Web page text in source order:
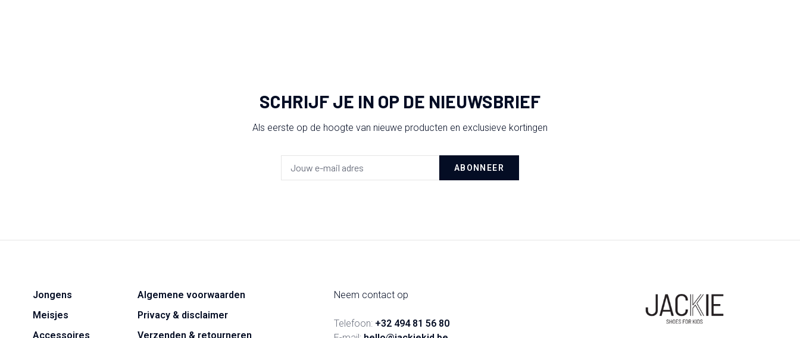
SCHRIJF JE IN OP DE NIEUWSBRIEF
Als eerste op de hoogte van nieuwe producten en exclusieve kortingen
ABONNEER
Jongens
Meisjes
Accessoires
Algemene voorwaarden
Privacy & disclaimer
Verzenden & retourneren
Neem contact op
Telefoon: +32 494 81 56 80